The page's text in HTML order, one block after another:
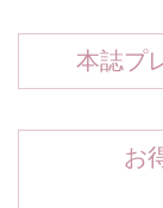
本誌プ
お